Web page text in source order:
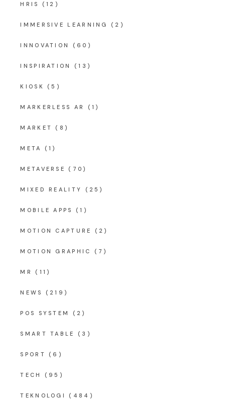
HRIS (12)
IMMERSIVE LEARNING (2)
INNOVATION (60)
INSPIRATION (13)
KIOSK (5)
MARKERLESS AR (1)
MARKET (8)
META (1)
METAVERSE (70)
MIXED REALITY (25)
MOBILE APPS (1)
MOTION CAPTURE (2)
MOTION GRAPHIC (7)
MR (11)
NEWS (219)
POS SYSTEM (2)
SMART TABLE (3)
SPORT (6)
TECH (95)
TEKNOLOGI (484)